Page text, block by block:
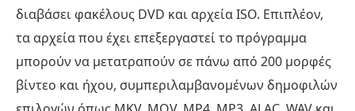
διαβάσει φακέλους DVD και αρχεία ISO. Επιπλέον,
τα αρχεία που έχει επεξεργαστεί το πρόγραμμα
μπορούν να μετατραπούν σε πάνω από 200 μορφές
βίντεο και ήχου, συμπεριλαμβανομένων δημοφιλών